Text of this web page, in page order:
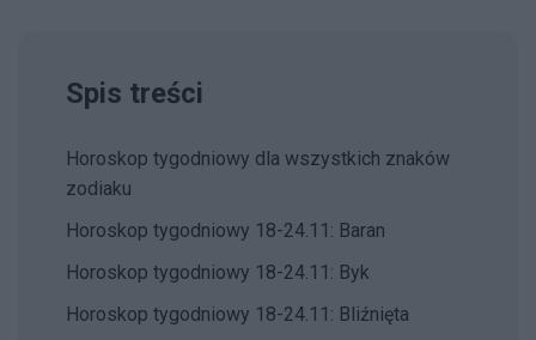
Spis treści
Horoskop tygodniowy dla wszystkich znaków
zodiaku
Horoskop tygodniowy 18-24.11: Baran
Horoskop tygodniowy 18-24.11: Byk
Horoskop tygodniowy 18-24.11: Bliźnięta